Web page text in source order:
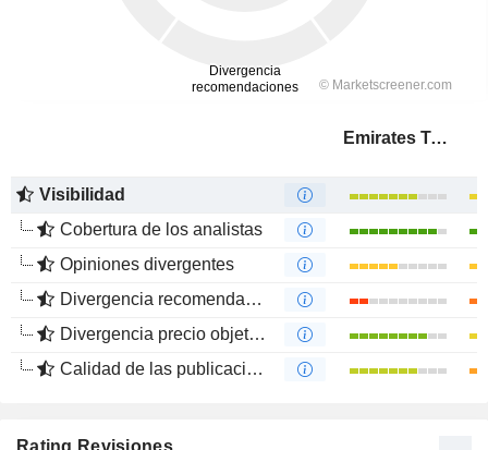
Emirates Telecommunications Group Company
Visibilidad
Cobertura de los analistas
Opiniones divergentes
Divergencia recomendaciones analistas
Divergencia precio objetivo
Calidad de las publicaciones
Rating Revisiones